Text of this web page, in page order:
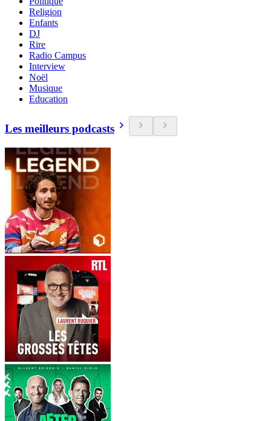
Religion
Enfants
DJ
Rire
Radio Campus
Interview
Noël
Musique
Education
Les meilleurs podcasts